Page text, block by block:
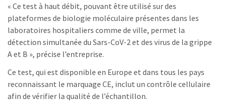
« Ce test à haut débit, pouvant être utilisé sur des
plateformes de biologie moléculaire présentes dans les
laboratoires hospitaliers comme de ville, permet la
détection simultanée du Sars-CoV-2 et des virus de la grippe
A et B », précise l’entreprise.
Ce test, qui est disponible en Europe et dans tous les pays
reconnaissant le marquage CE, inclut un contrôle cellulaire
afin de vérifier la qualité de l’échantillon.